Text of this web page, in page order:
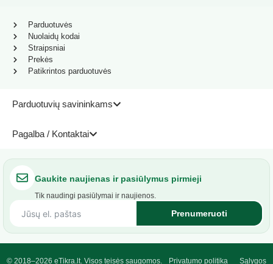
Parduotuvių savininkams
Pagalba / Kontaktai
Parduotuvės
Nuolaidų kodai
Straipsniai
Prekės
Patikrintos parduotuvės
Gaukite naujienas ir pasiūlymus pirmieji
Tik naudingi pasiūlymai ir naujienos.
Prenumeruoti
© 2018–2026 eTikra.lt. Visos teisės saugomos. Privatumo politika Sąlygos